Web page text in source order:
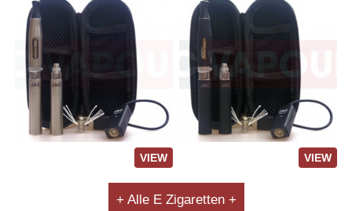
VIEW VIEW
+ Alle E Zigaretten +